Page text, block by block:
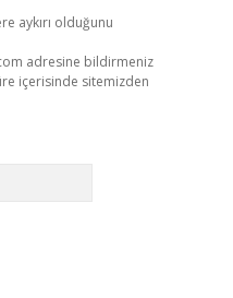
aykırı olduğunu
adresine bildirmeniz
içerisinde sitemizden